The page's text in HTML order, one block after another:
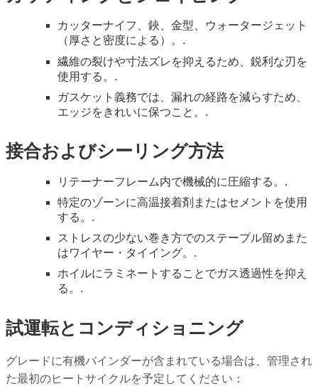
カッターナイフ、鋏、金型、ウォータージェット
（厚さと密度による）。.
繊維の裂けや寸法ズレを抑えるため、鋭利な刃を
使用する。.
ガスケット義務では、漏れの経路を減らすため、
エッジをきれいに保つこと。.
接合およびシーリング方法
リテーナーフレーム内で機械的に圧縮する。.
特定のゾーンに高温接着剤またはセメントを使用
する。.
ストレスの少ない巻き方でのステープル留めまた
はワイヤー・タイイング。.
ホイルにラミネートすることでガス透過性を抑え
る。.
試運転とコンディショニング
グレードに有機バインダーが含まれている場合は、管理され
た最初のヒートサイクルを予定してください：